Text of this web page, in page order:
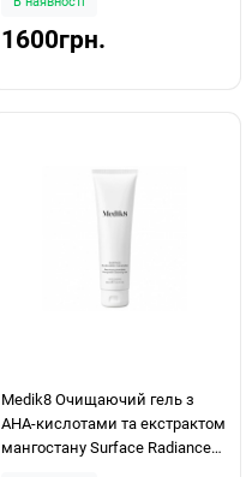
1600грн.
Medik8 Очищаючий гель з
АНА-кислотами та екстрактом
мангостану Surface Radiance